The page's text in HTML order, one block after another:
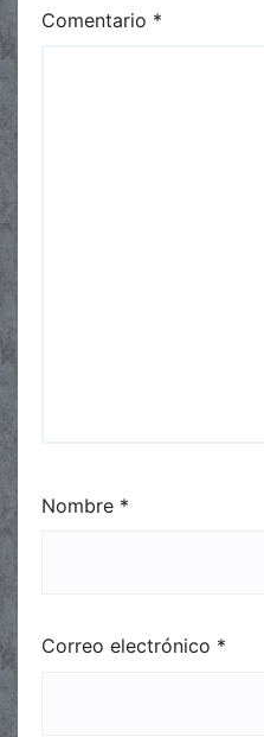
Comentario *
Nombre *
Correo electrónico *